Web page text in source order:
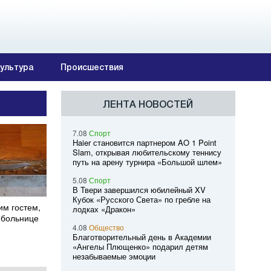
Происшествия
гостем,
ЛЕНТА НОВОСТЕЙ
7.08 Спорт
Haier становится партнером AO 1 Point
Slam, открывая любительскому теннису
путь на арену турнира «Большой шлем»
5.08 Спорт
В Твери завершился юбилейный XV
Кубок «Русского Света» по гребле на
лодках «Дракон»
4.08 Общество
Благотворительный день в Академии
«Ангелы Плющенко» подарил детям
незабываемые эмоции